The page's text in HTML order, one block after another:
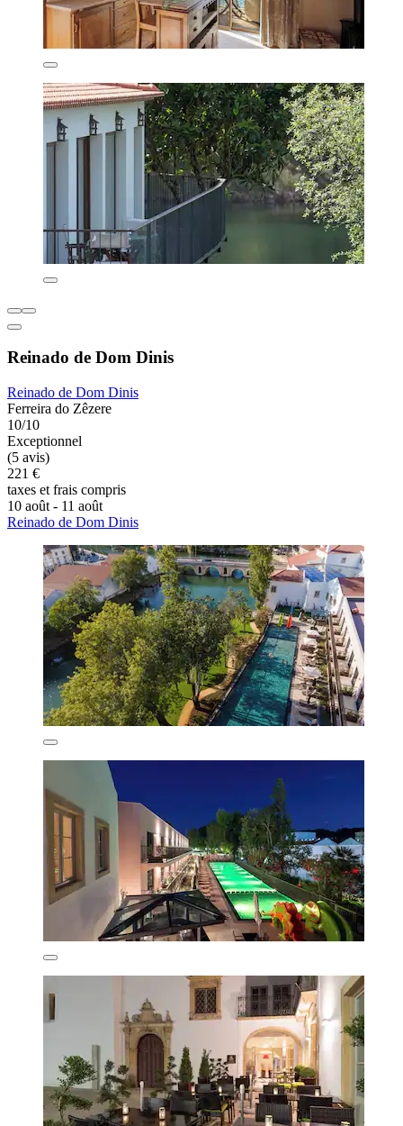
Reinado de Dom Dinis
Reinado de Dom Dinis
Ferreira do Zêzere
10/10
Exceptionnel
(5 avis)
221 €
taxes et frais compris
10 août - 11 août
Reinado de Dom Dinis